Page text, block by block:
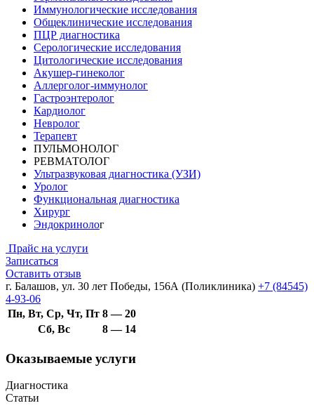
Иммунологические исследования
Общеклинические исследования
ПЦР диагностика
Серологические исследования
Цитологические исследования
Акушер-гинеколог
Аллерголог-иммунолог
Гастроэнтеролог
Кардиолог
Невролог
Терапевт
ПУЛЬМОНОЛОГ
РЕВМАТОЛОГ
Ультразвуковая диагностика (УЗИ)
Уролог
Функциональная диагностика
Хирург
Эндокринолог
Прайс на услуги
Записаться
Оставить отзыв
г. Балашов, ул. 30 лет Победы, 156А (Поликлиника) +7 (84545)
4-93-06
Пн, Вт, Ср, Чт, Пт 8 — 20
Сб, Вс
8 — 14
Оказываемые услуги
Диагностика
Статьи